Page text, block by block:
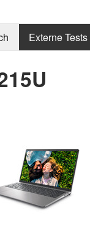
Externe Tests